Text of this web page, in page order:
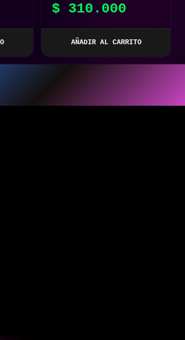
LED
$ 310.000
AÑADIR AL CARRITO